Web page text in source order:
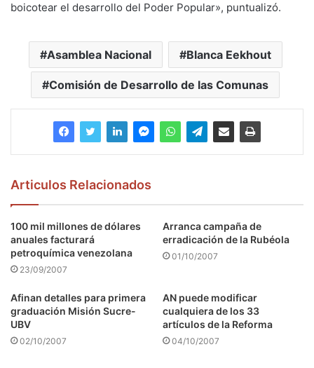
boicotear el desarrollo del Poder Popular», puntualizó.
Asamblea Nacional Blanca Eekhout
Comisión de Desarrollo de las Comunas
Articulos Relacionados
100 mil millones de dólares
anuales facturará
petroquímica venezolana
23/09/2007
Arranca campaña de
erradicación de la Rubéola
01/10/2007
Afinan detalles para primera
graduación Misión Sucre-
UBV
02/10/2007
AN puede modificar
cualquiera de los 33
artículos de la Reforma
04/10/2007